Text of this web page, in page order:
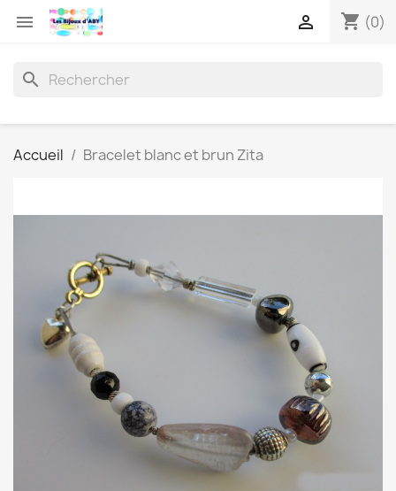
 shopping_cart (0)

search
Accueil Bracelet blanc et brun Zita